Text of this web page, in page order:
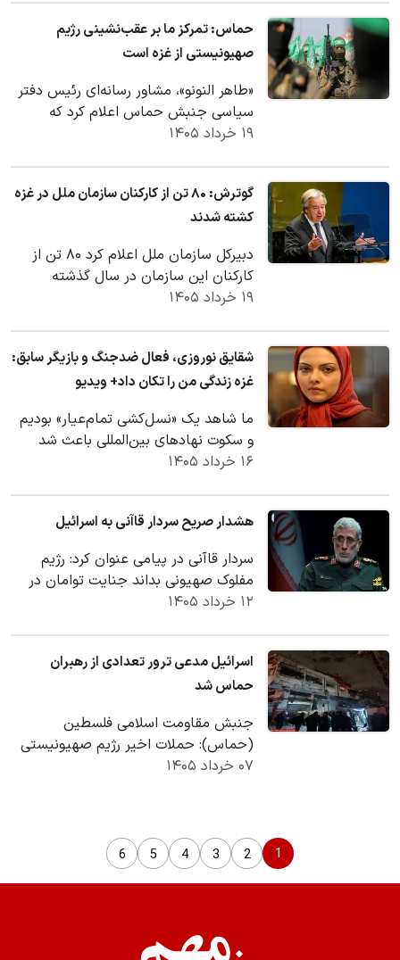
حماس: تمرکز ما بر عقب‌نشینی رژیم
صهیونیستی از غزه است
«طاهر النونو»، مشاور رسانه‌ای رئیس دفتر
سیاسی جنبش حماس اعلام کرد که
پیشرفت‌هایی در مذاکرات اخیر قاهره
۱۹ خرداد ۱۴۰۵
گوترش: ۸۰ تن از کارکنان سازمان ملل در غزه
کشته شدند
دبیرکل سازمان ملل اعلام کرد ۸۰ تن از
کارکنان این سازمان در سال گذشته
میلادی در غزه جان خود را از دست
۱۹ خرداد ۱۴۰۵
شقایق نوروزی، فعال ضدجنگ و بازیگر سابق:
غزه زندگی من را تکان داد+ ویدیو
ما شاهد یک «نسل‌کشی تمام‌عیار» بودیم
و سکوت نهادهای بین‌المللی باعث شد
ادعاهای غرب درباره دموکراسی، آزادی بیان
۱۶ خرداد ۱۴۰۵
هشدار صریح سردار قاآنی به اسرائیل
سردار قاآنی در پیامی عنوان کرد: رژیم
مفلوک صهیونی بداند جنایت توامان در
جنوب لبنان و غزه، او را در گرداب
۱۲ خرداد ۱۴۰۵
اسرائیل مدعی ترور تعدادی از رهبران
حماس شد
جنبش مقاومت اسلامی فلسطین
(حماس): حملات اخیر رژیم صهیونیستی
به غزه نقض آتش‌بس بوده و نشان از
۰۷ خرداد ۱۴۰۵
1
2
3
4
5
6